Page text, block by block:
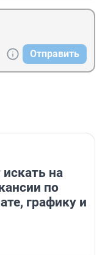
Отправить
на
по
графику и